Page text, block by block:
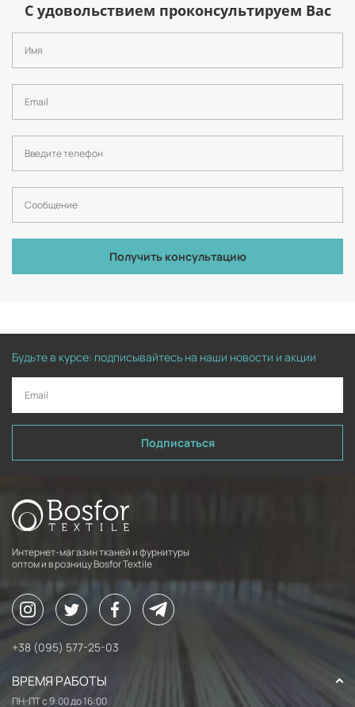
С удовольствием проконсультируем Вас
Получить консультацию
Будьте в курсе: подписывайтесь на наши новости и акции
Подписаться
Интернет-магазин тканей и фурнитуры
оптом и в розницу Bosfor Textile
+38 (095) 577-25-03
ВРЕМЯ РАБОТЫ
ПН-ПТ с 9:00 до 16:00